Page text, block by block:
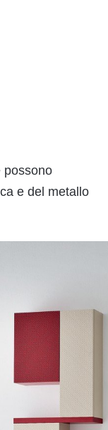
possono
e del metallo